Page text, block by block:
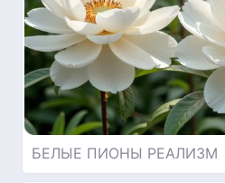
БЕЛЫЕ ПИОНЫ РЕАЛИЗМ